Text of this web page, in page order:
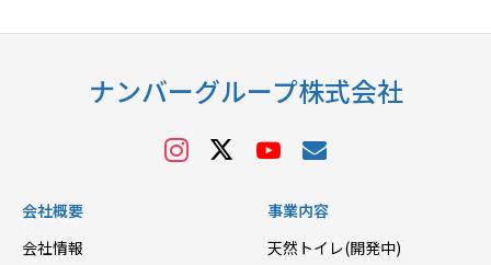
ナンバーグループ株式会社
会社概要
会社情報
事業内容
天然トイレ(開発中)